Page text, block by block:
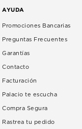
AYUDA
Promociones Bancarias
Preguntas Frecuentes
Garantías
Contacto
Facturación
Palacio te escucha
Compra Segura
Rastrea tu pedido